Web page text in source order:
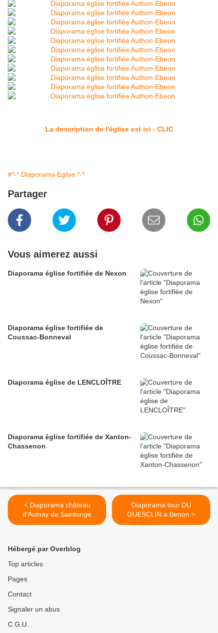
La description de l'église est ici - CLIC
#*-* Diaporama Eglise *-*
Partager
Vous aimerez aussi
Diaporama église fortifiée de Nexon
Diaporama église fortifiée de
Coussac-Bonneval
Diaporama église de LENCLOÎTRE
Diaporama église fortifiée de Xanton-
Chassenon
< Diaporama château
d'Aulnay de Saintonge
Diaporama tour DU
GUESCLIN à Benon >
Hébergé par Overblog
Top articles
Pages
Contact
Signaler un abus
C.G.U.